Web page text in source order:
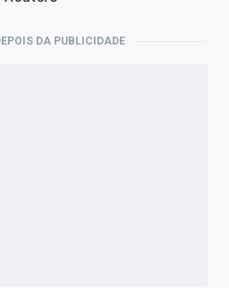
DA PUBLICIDADE